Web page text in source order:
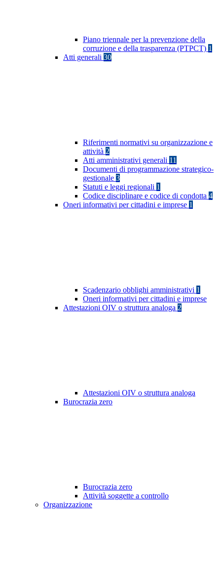
Piano triennale per la prevenzione della
corruzione e della trasparenza (PTPCT) 1
Atti generali 30
Riferimenti normativi su organizzazione e
attività 2
Atti amministrativi generali 11
Documenti di programmazione strategico-
gestionale 3
Statuti e leggi regionali 1
Codice disciplinare e codice di condotta 4
Oneri informativi per cittadini e imprese 1
Scadenzario obblighi amministrativi 1
Oneri informativi per cittadini e imprese
Attestazioni OIV o struttura analoga 2
Attestazioni OIV o struttura analoga
Burocrazia zero
Burocrazia zero
Attività soggette a controllo
Organizzazione